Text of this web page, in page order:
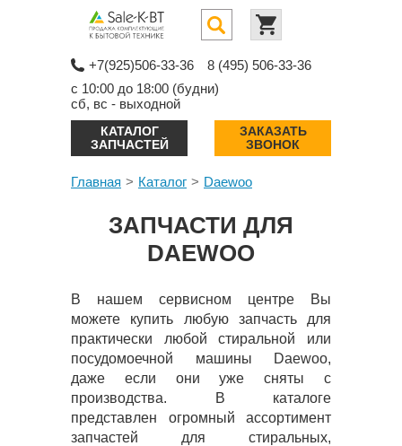
+7(925)506-33-36
8 (495) 506-33-36
с 10:00 до 18:00 (будни)
сб, вс - выходной
КАТАЛОГ
ЗАПЧАСТЕЙ
ЗАКАЗАТЬ
ЗВОНОК
Главная Каталог Daewoo
ЗАПЧАСТИ ДЛЯ
DAEWOO
В нашем сервисном центре Вы
можете купить любую запчасть для
практически любой стиральной или
посудомоечной машины Daewoo,
даже если они уже сняты с
производства. В каталоге
представлен огромный ассортимент
запчастей для стиральных,